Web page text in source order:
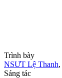
Trình bày
NSƯT Lệ Thanh,
Sáng tác